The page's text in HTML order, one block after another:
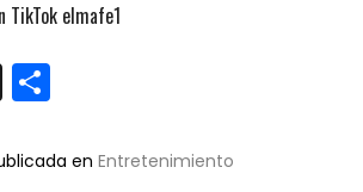
TikTok elmafe1
X
en Entretenimiento